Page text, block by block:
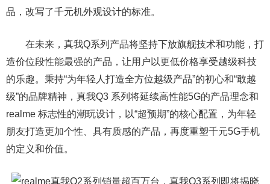
品，改写了千元机外观设计的标准。
在未来，真我Q系列产品将坚持下放旗舰技术和功能，打
造价位段性能最强的产品，让用户以更低价格享受越级科技
的乐趣。秉持“为年轻人打造全方位越级产品”的初心和“敢越
级”的品牌精神，真我Q3 系列将延续高性能5G的产品理念和
realme 标志性的潮玩设计，以“超预期”的核心配置，为年轻
朋友打造更加个性、具有质感的产品，再度重塑千元5G手机
的定义和价值。